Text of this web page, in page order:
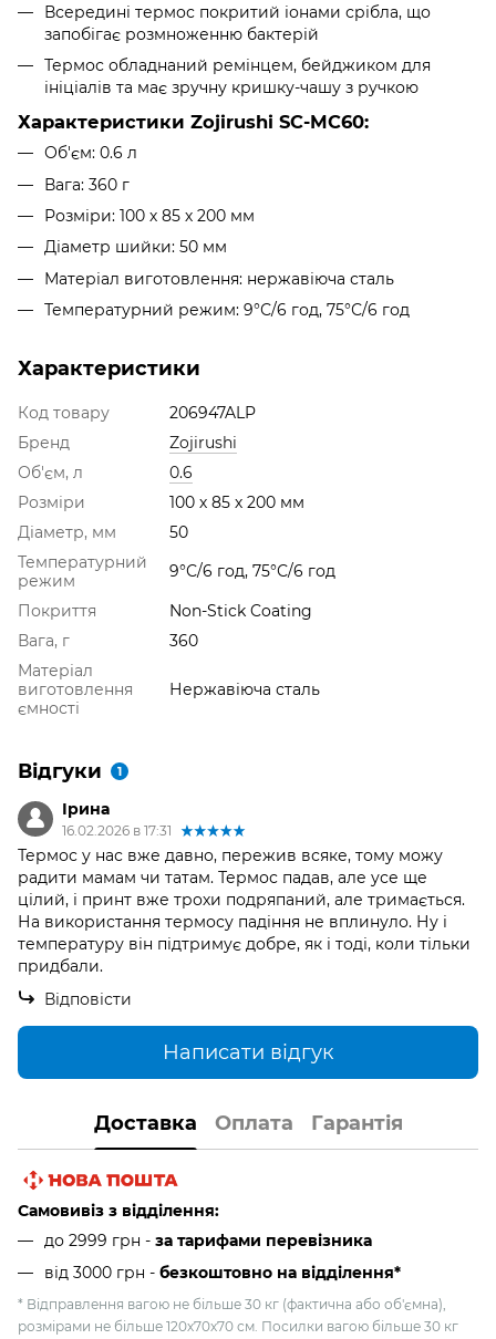
Всередині термос покритий іонами срібла, що
запобігає розмноженню бактерій
Термос обладнаний ремінцем, бейджиком для
ініціалів та має зручну кришку-чашу з ручкою
Характеристики Zojirushi SC-MC60:
Об'єм: 0.6 л
Вага: 360 г
Розміри: 100 х 85 х 200 мм
Діаметр шийки: 50 мм
Матеріал виготовлення: нержавіюча сталь
Температурний режим: 9°С/6 год, 75°С/6 год
Характеристики
Код товару
206947ALP
Бренд
Zojirushi
Об'єм, л
0.6
Розміри
100 х 85 х 200 мм
Діаметр, мм
50
Температурний
режим
9°С/6 год, 75°С/6 год
Покриття
Non-Stick Coating
Вага, г
360
Матеріал
виготовлення
ємності
Нержавіюча сталь
Відгуки 1
Ірина
16.02.2026 в 17:31
Термос у нас вже давно, пережив всяке, тому можу
радити мамам чи татам. Термос падав, але усе ще
цілий, і принт вже трохи подряпаний, але тримається.
На використання термосу падіння не вплинуло. Ну і
температуру він підтримує добре, як і тоді, коли тільки
придбали.
Відповісти
Написати відгук
Доставка Оплата Гарантія
Самовивіз з відділення:
до 2999 грн - за тарифами перевізника
від 3000 грн - безкоштовно на відділення*
* Відправлення вагою не більше 30 кг (фактична або об'ємна),
розмірами не більше 120х70х70 см. Посилки вагою більше 30 кг